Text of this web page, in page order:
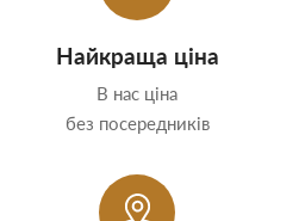
Найкраща ціна
В нас ціна
без посередників